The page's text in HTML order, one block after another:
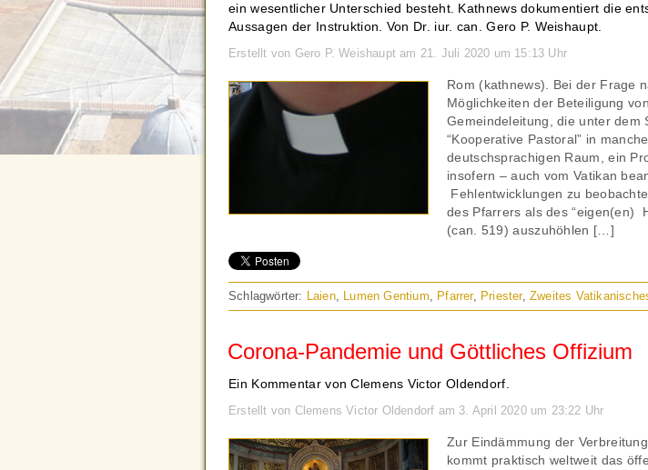
ein wesentlicher Unterschied besteht. Kathnews dokumentiert die
Aussagen der Instruktion. Von Dr. iur. can. Gero P. Weishaupt.
Erstellt von Gero P. Weishaupt am 21. Juli 2020 um 15:13 Uhr
Rom (kathnews). Bei der Frage
Möglichkeiten der Beteiligung
Gemeindeleitung, die unter dem
“Kooperative Pastoral” in
deutschsprachigen Raum, ein
insofern – auch vom Vatikan
Fehlentwicklungen zu
des Pfarrers als des “eigen(en)
(can. 519) auszuhöhlen […]
Schlagwörter: Laien, Lumen Gentium, Pfarrer, Priester,Zweites
Corona-Pandemie und Göttliches Offizium
Ein Kommentar von Clemens Victor Oldendorf.
Erstellt von Clemens Victor Oldendorf am 3. April 2020 um 23:22 Uhr
Zur Eindämmung der
kommt praktisch weltweit das